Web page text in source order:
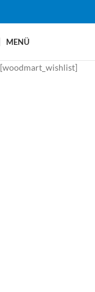
MENÜ
[woodmart_wishlist]